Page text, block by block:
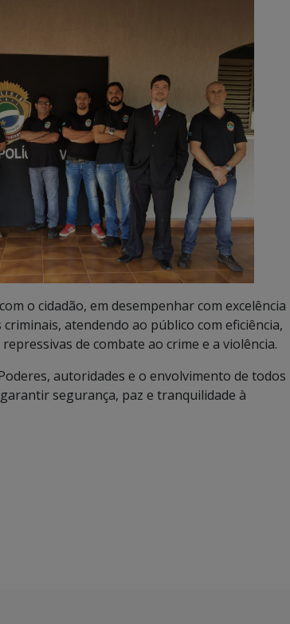
o cidadão, em desempenhar com excelência
atendendo ao público com eficiência,
de combate ao crime e a violência.
autoridades e o envolvimento de todos
segurança, paz e tranquilidade à